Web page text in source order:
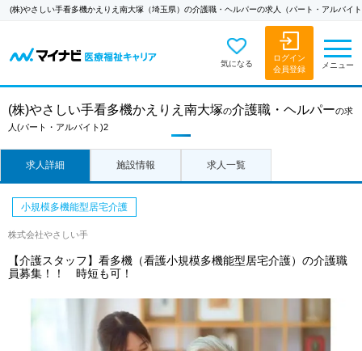
(株)やさしい手看多機かえりえ南大塚（埼玉県）の介護職・ヘルパーの求人（パート・アルバイ
気になる
ログイン
会員登録
メニュー
(株)やさしい手看多機かえりえ南大塚の介護職・ヘルパーの求
人 (パート・アルバイト)2
求人詳細 施設情報 求人一覧
小規模多機能型居宅介護
株式会社やさしい手
【介護スタッフ】看多機（看護小規模多機能型居宅介護）の介護職
員募集！！ 時短も可！